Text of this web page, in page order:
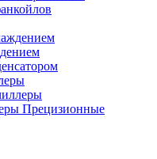
Прецизионные